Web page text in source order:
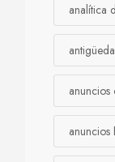
analítica
anuncios
anuncios